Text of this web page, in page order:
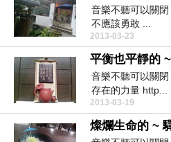
音樂不聽可以關
不應該勇敢 ...
2013-03-23
平衡也平靜的
音樂不聽可以關
存在的力量 http...
2013-03-19
燦爛生命的 ~